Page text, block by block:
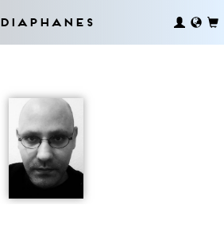
Diaphanes